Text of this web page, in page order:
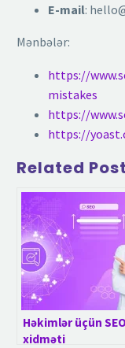
E-mail:
Mənbələr:
https://
mistakes
https://
https://
Related
Həkimlər üçün SEO
xidməti